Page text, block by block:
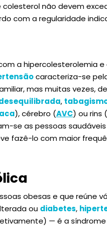
não devem
com a regularidade
a hipercolesterolemia e
caracteriza-se
mas muitas vezes,
,
), cérebro (AVC) ou rins (
se as pessoas
fazê-lo com maior
obesas e que reúne
ou diabetes,
— é a